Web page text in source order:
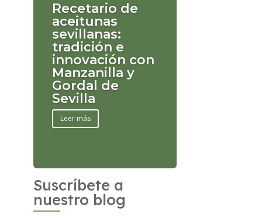
Recetario de
aceitunas
sevillanas:
tradición e
innovación con
Manzanilla y
Gordal de
Sevilla
Leer más
Suscríbete a
nuestro blog